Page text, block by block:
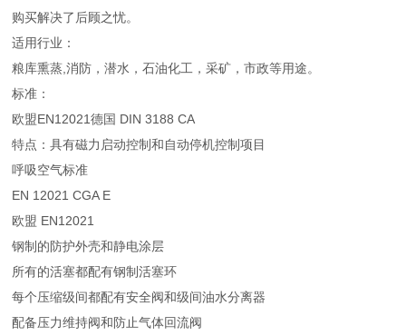
购买解决了后顾之忧。
适用行业：
粮库熏蒸,消防，潜水，石油化工，采矿，市政等用途。
标准：
欧盟EN12021德国 DIN 3188 CA
特点：具有磁力启动控制和自动停机控制项目
呼吸空气标准
EN 12021 CGA E
欧盟 EN12021
钢制的防护外壳和静电涂层
所有的活塞都配有钢制活塞环
每个压缩级间都配有安全阀和级间油水分离器
配备压力维持阀和防止气体回流阀